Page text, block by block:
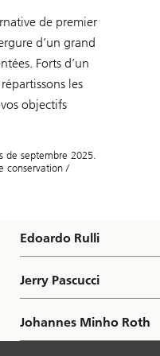
de premier
d’un grand
Forts d’un
les
objectifs
de septembre 2025.
conservation /
Edoardo Rulli
Jerry Pascucci
Johannes Minho Roth